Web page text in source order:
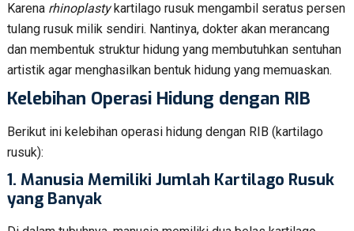
Karena rhinoplastykartilago rusuk mengambil seratus persen
tulang rusuk milik sendiri. Nantinya, dokter akan merancang
dan membentuk struktur hidung yang membutuhkan sentuhan
artistik agar menghasilkan bentuk hidung yang memuaskan.
Kelebihan Operasi Hidung dengan RIB
Berikut ini kelebihan operasi hidung dengan RIB (kartilago
rusuk):
1. Manusia Memiliki Jumlah Kartilago Rusuk
yang Banyak